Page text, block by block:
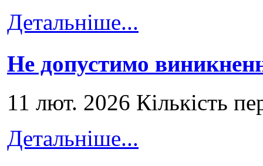
Детальніше...
Не допустимо
11 лют. 2026 Кількість
Детальніше...